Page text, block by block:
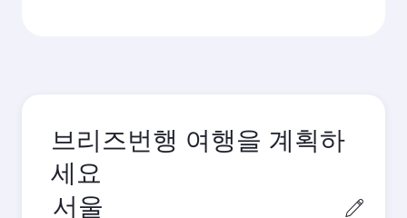
브리즈번행 여행을 계획하
세요
출